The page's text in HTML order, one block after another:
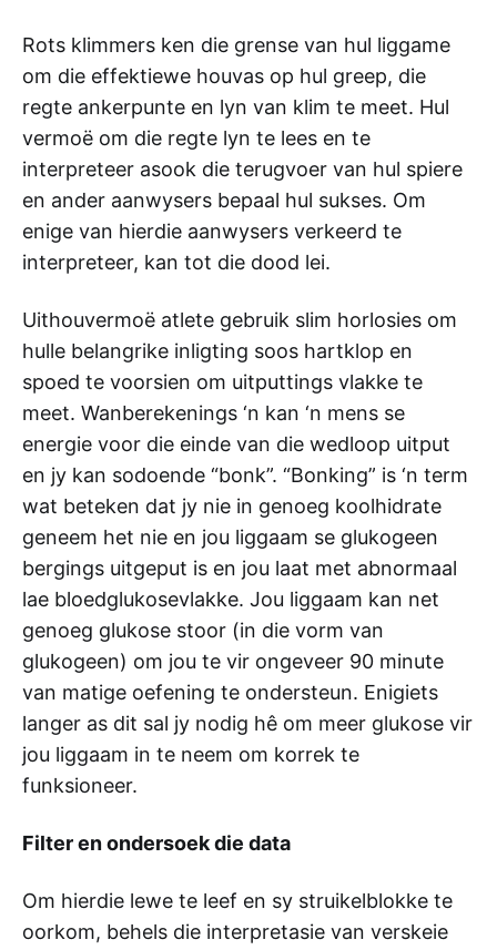
Rots klimmers ken die grense van hul liggame
om die effektiewe houvas op hul greep, die
regte ankerpunte en lyn van klim te meet. Hul
vermoë om die regte lyn te lees en te
interpreteer asook die terugvoer van hul spiere
en ander aanwysers bepaal hul sukses. Om
enige van hierdie aanwysers verkeerd te
interpreteer, kan tot die dood lei.
Uithouvermoë atlete gebruik slim horlosies om
hulle belangrike inligting soos hartklop en
spoed te voorsien om uitputtings vlakke te
meet. Wanberekenings ‘n kan ‘n mens se
energie voor die einde van die wedloop uitput
en jy kan sodoende “bonk”. “Bonking” is ‘n term
wat beteken dat jy nie in genoeg koolhidrate
geneem het nie en jou liggaam se glukogeen
bergings uitgeput is en jou laat met abnormaal
lae bloedglukosevlakke. Jou liggaam kan net
genoeg glukose stoor (in die vorm van
glukogeen) om jou te vir ongeveer 90 minute
van matige oefening te ondersteun. Enigiets
langer as dit sal jy nodig hê om meer glukose vir
jou liggaam in te neem om korrek te
funksioneer.
Filter en ondersoek die data
Om hierdie lewe te leef en sy struikelblokke te
oorkom, behels die interpretasie van verskeie